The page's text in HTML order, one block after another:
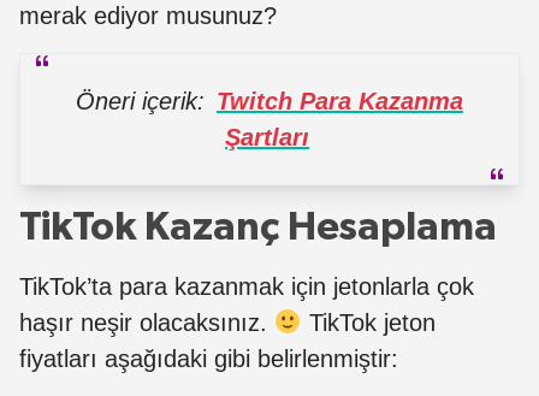
merak ediyor musunuz?
Öneri içerik: Twitch Para Kazanma
Şartları
TikTok Kazanç Hesaplama
TikTok’ta para kazanmak için jetonlarla çok
haşır neşir olacaksınız.
TikTok jeton
fiyatları aşağıdaki gibi belirlenmiştir: